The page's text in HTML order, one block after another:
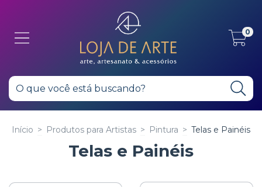
0
Início > Produtos para Artistas > Pintura > Telas e Painéis
Telas e Painéis